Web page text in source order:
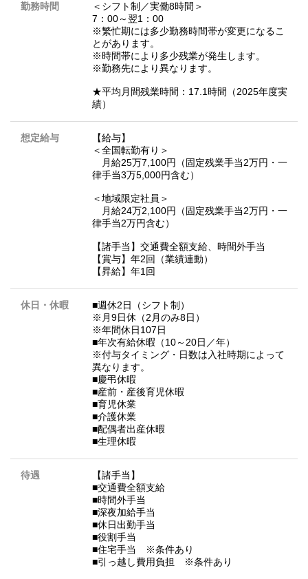
勤務時間
＜シフト制／実働8時間＞
7：00～翌1：00
※繁忙期には多少勤務時間帯が変更になるこ
とがあります。
※時間帯により多少残業が発生します。
※勤務先により異なります。
★平均月間残業時間：17.1時間（2025年度実
績）
想定給与
【給与】
＜全国転勤有り＞
月給25万7,100円（固定残業手当2万円・一
律手当3万5,000円含む）
＜地域限定社員＞
月給24万2,100円（固定残業手当2万円・一
律手当2万円含む）
【諸手当】交通費全額支給、時間外手当
【賞与】年2回（業績連動）
【昇給】年1回
休日・休暇
■週休2日（シフト制）
※月9日休（2月のみ8日）
※年間休日107日
■年次有給休暇（10～20日／年）
※付与タイミング・日数は入社時期によって
異なります。
■慶弔休暇
■産前・産後育児休暇
■育児休業
■介護休業
■配偶者出産休暇
■生理休暇
待遇
【諸手当】
■交通費全額支給
■時間外手当
■深夜加給手当
■休日出勤手当
■役割手当
■住宅手当 ※条件あり
■引っ越し費用負担 ※条件あり